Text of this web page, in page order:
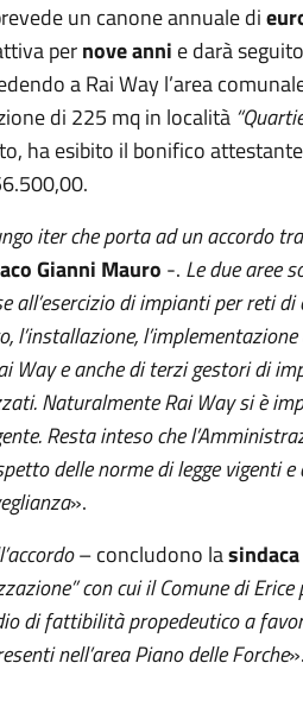
un canone annuale di
pernove anni e darà
a Rai Way l’area
di 225 mq in località
ha esibito il bonifico
iter che porta ad un accordo
Gianni Mauro -. Le due aree
all’esercizio di impianti per reti
l’installazione,
Way e anche di terzi gestori di
Naturalmente Rai Way si è
Resta inteso che
delle norme di legge vigenti
».
– concludono lasindaca
con cui il Comune di
di fattibilità propedeutico a
nell’area Piano delle Forche».